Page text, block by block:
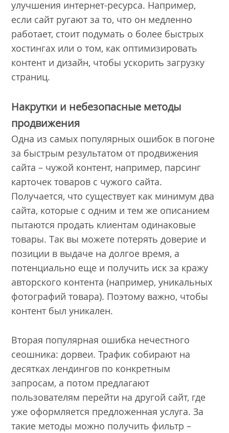
улучшения интернет-ресурса. Например,
если сайт ругают за то, что он медленно
работает, стоит подумать о более быстрых
хостингах или о том, как оптимизировать
контент и дизайн, чтобы ускорить загрузку
страниц.
Накрутки и небезопасные методы
продвижения
Одна из самых популярных ошибок в погоне
за быстрым результатом от продвижения
сайта – чужой контент, например, парсинг
карточек товаров с чужого сайта.
Получается, что существует как минимум два
сайта, которые с одним и тем же описанием
пытаются продать клиентам одинаковые
товары. Так вы можете потерять доверие и
позиции в выдаче на долгое время, а
потенциально еще и получить иск за кражу
авторского контента (например, уникальных
фотографий товара). Поэтому важно, чтобы
контент был уникален.
Вторая популярная ошибка нечестного
сеошника: дорвеи. Трафик собирают на
десятках лендингов по конкретным
запросам, а потом предлагают
пользователям перейти на другой сайт, где
уже оформляется предложенная услуга. За
такие методы можно получить фильтр –